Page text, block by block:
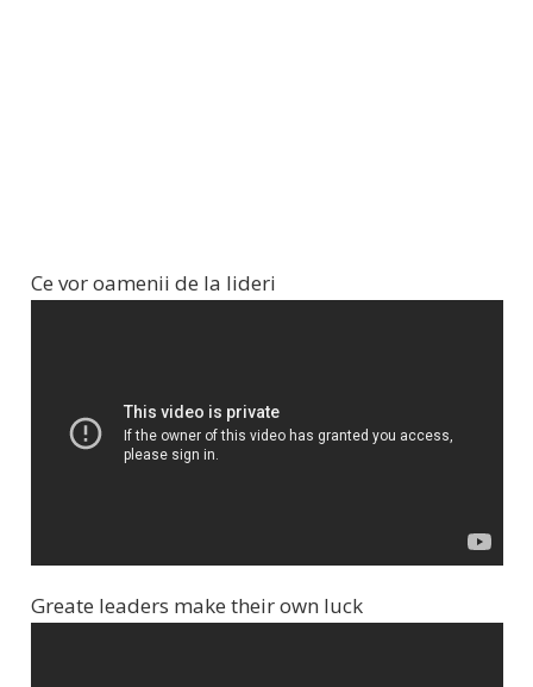
Ce vor oamenii de la lideri
Greate leaders make their own luck